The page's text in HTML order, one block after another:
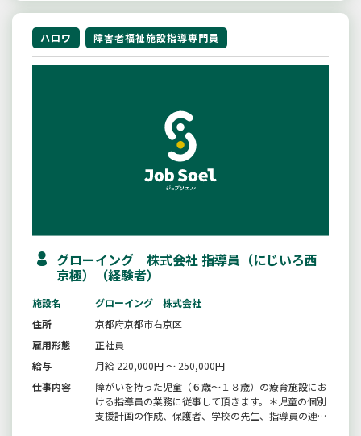
ハロワ 障害者福祉施設指導専門員
グローイング 株式会社 指導員（にじいろ西
京極）（経験者）
施設名
グローイング 株式会社
住所
京都府京都市右京区
雇用形態
正社員
給与
月給 220,000円 ～ 250,000円
仕事内容
障がいを持った児童（６歳〜１８歳）の療育施設にお
ける指導員の業務に従事して頂きます。＊児童の個別
支援計画の作成、保護者、学校の先生、指導員の連携